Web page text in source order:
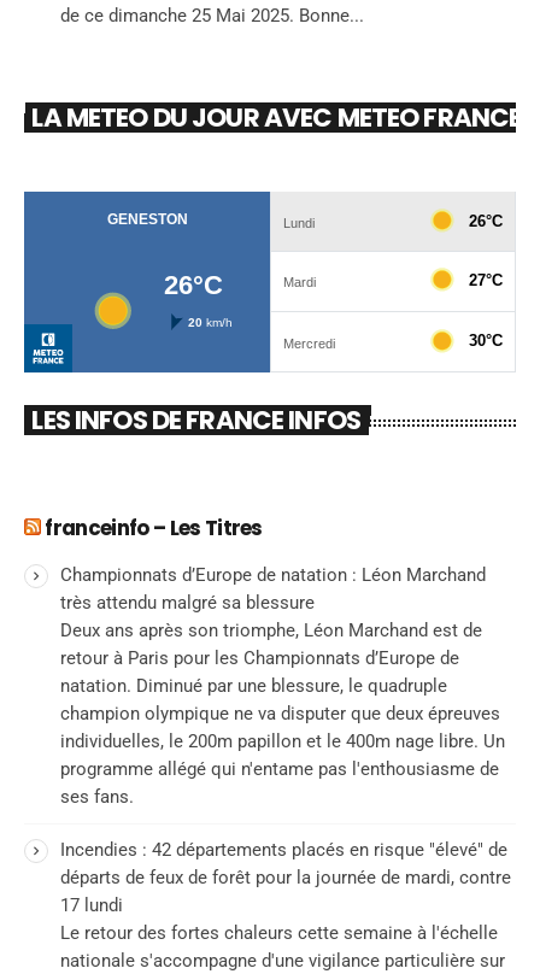
de ce dimanche 25 Mai 2025. Bonne...
LA METEO DU JOUR AVEC METEO FRANCE
LES INFOS DE FRANCE INFOS
franceinfo – Les Titres
Championnats d’Europe de natation : Léon Marchand
très attendu malgré sa blessure
Deux ans après son triomphe, Léon Marchand est de
retour à Paris pour les Championnats d’Europe de
natation. Diminué par une blessure, le quadruple
champion olympique ne va disputer que deux épreuves
individuelles, le 200m papillon et le 400m nage libre. Un
programme allégé qui n'entame pas l'enthousiasme de
ses fans.
Incendies : 42 départements placés en risque "élevé" de
départs de feux de forêt pour la journée de mardi, contre
17 lundi
Le retour des fortes chaleurs cette semaine à l'échelle
nationale s'accompagne d'une vigilance particulière sur